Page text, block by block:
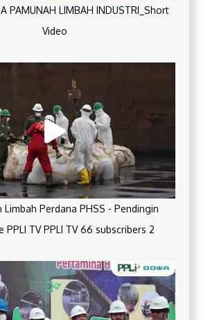
PAMUNAH LIMBAH INDUSTRI_Short
Video
Limbah Perdana PHSS - Pendingin
PPLI TV PPLI TV 66 subscribers 2